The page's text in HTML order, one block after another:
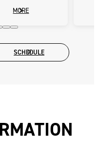
MOREK-1 WORLD MAX 2026
SCHEDULE